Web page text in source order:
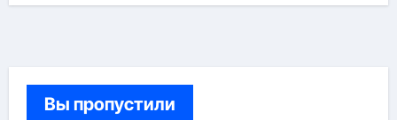
Вы пропустили